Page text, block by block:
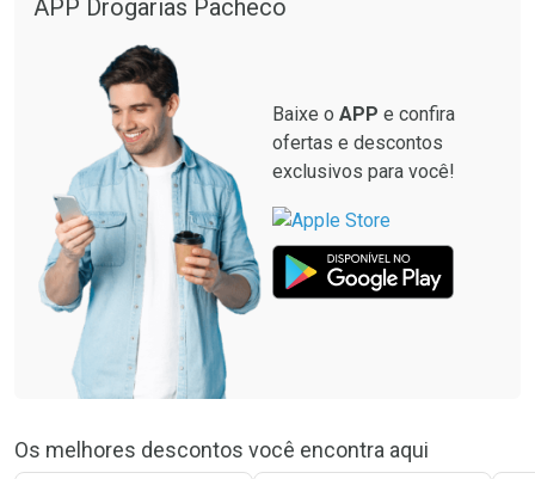
APP Drogarias Pacheco
Baixe o APP e confira
ofertas e descontos
exclusivos para você!
Os melhores descontos você encontra aqui